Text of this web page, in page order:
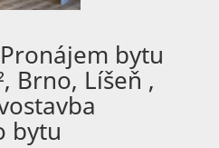
bytu
Brno, Líšeň ,
bytu